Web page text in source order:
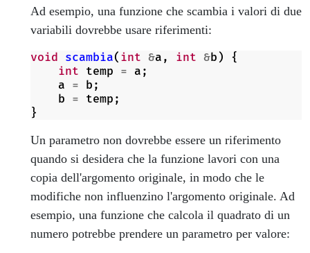
Ad esempio, una funzione che scambia i valori di due
variabili dovrebbe usare riferimenti:
void scambia( int &a , int &b )
{
int temp = a ;
a = b ;
b = temp ;
}
Un parametro non dovrebbe essere un riferimento
quando si desidera che la funzione lavori con una
copia dell'argomento originale, in modo che le
modifiche non influenzino l'argomento originale. Ad
esempio, una funzione che calcola il quadrato di un
numero potrebbe prendere un parametro per valore: